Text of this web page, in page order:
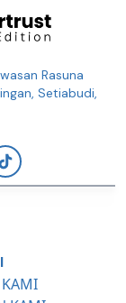
Rasuna
Setiabudi,